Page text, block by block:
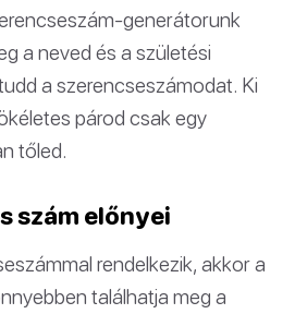
generátorunk
a neved és a születési
a szerencseszámodat. Ki
párod csak egy
tőled.
szám előnyei
rendelkezik, akkor a
találhatja meg a